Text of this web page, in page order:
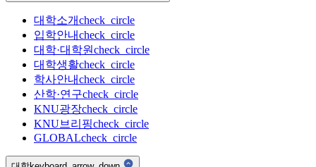
대학소개check_circle
입학안내check_circle
대학·대학원check_circle
대학생활check_circle
학사안내check_circle
산학·연구check_circle
KNU광장check_circle
KNU브리핑check_circle
GLOBALcheck_circle